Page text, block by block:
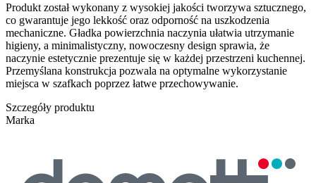
Produkt został wykonany z wysokiej jakości tworzywa sztucznego,
co gwarantuje jego lekkość oraz odporność na uszkodzenia
mechaniczne. Gładka powierzchnia naczynia ułatwia utrzymanie
higieny, a minimalistyczny, nowoczesny design sprawia, że
naczynie estetycznie prezentuje się w każdej przestrzeni kuchennej.
Przemyślana konstrukcja pozwala na optymalne wykorzystanie
miejsca w szafkach poprzez łatwe przechowywanie.
Szczegóły produktu
Marka